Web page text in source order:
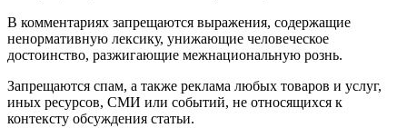
В комментариях запрещаются выражения, содержащие
ненормативную лексику, унижающие человеческое
достоинство, разжигающие межнациональную рознь.
Запрещаются спам, а также реклама любых товаров и услуг,
иных ресурсов, СМИ или событий, не относящихся к
контексту обсуждения статьи.